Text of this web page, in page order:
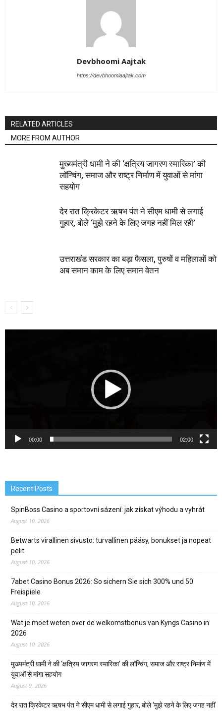
Devbhoomi Aajtak
https://devbhoomiaajtak.com
RELATED ARTICLES
MORE FROM AUTHOR
मुख्यमंत्री धामी ने की ‘क्षत्रिय जागरण स्मारिका’ की
लॉन्चिंग, समाज और राष्ट्र निर्माण में युवाओं से मांगा
सहयोग
देर रात क्रिकेटर ऋषभ पंत ने सीएम धामी से लगाई
गुहार, बोले ‘मुझे रहने के लिए जगह नहीं मिल रही’
उत्तराखंड सरकार का बड़ा फैसला, पुरुषों व महिलाओं को
अब समान काम के लिए समान वेतन
00:00 02:00
Recent Posts
SpinBoss Casino a sportovní sázení: jak získat výhodu a vyhrát
August 10, 2026
Betwarts virallinen sivusto: turvallinen pääsy, bonukset ja nopeat
pelit
August 10, 2026
7abet Casino Bonus 2026: So sichern Sie sich 300% und 50
Freispiele
August 10, 2026
Wat je moet weten over de welkomstbonus van Kyngs Casino in
2026
August 10, 2026
मुख्यमंत्री धामी ने की ‘क्षत्रिय जागरण स्मारिका’ की लॉन्चिंग, समाज और राष्ट्र निर्माण में
युवाओं से मांगा सहयोग
August 9, 2026
देर रात क्रिकेटर ऋषभ पंत ने सीएम धामी से लगाई गुहार, बोले ‘मुझे रहने के लिए जगह नहीं